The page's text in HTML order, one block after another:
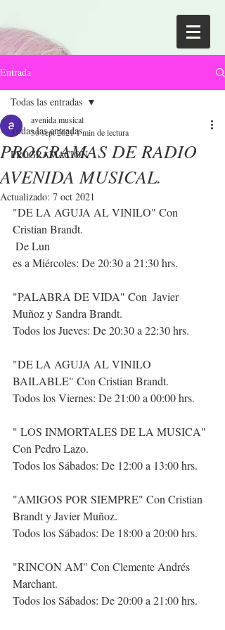
Entrada
Todas las entradas
PROGRAMACION
Todas las entradas
PROGRAMAS DE RADIO
AVENIDA MUSICAL.
avenida musical
30 sept 20211 min de lectura
Actualizado: 7 oct 2021
"DE LA AGUJA AL VINILO" Con
Cristian Brandt.
De Lun
es a Miércoles: De 20:30 a 21:30 hrs.
"PALABRA DE VIDA" Con  Javier
Muñoz y Sandra Brandt.
Todos los Jueves: De 20:30 a 22:30 hrs.
"DE LA AGUJA AL VINILO
BAILABLE" Con Cristian Brandt.
Todos los Viernes: De 21:00 a 00:00 hrs.
" LOS INMORTALES DE LA MUSICA"
Con Pedro Lazo.
Todos los Sábados: De 12:00 a 13:00 hrs.
"AMIGOS POR SIEMPRE" Con Cristian
Brandt y Javier Muñoz.
Todos los Sábados: De 18:00 a 20:00 hrs.
"RINCON AM" Con Clemente Andrés
Marchant.
Todos los Sábados: De 20:00 a 21:00 hrs.